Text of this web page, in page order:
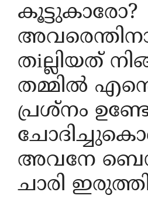
കൂട്ടുകാരോ?
തiല്ലിയത്
തമ്മിൽ
പ്രശ്നം
അവനേ
ചാരി